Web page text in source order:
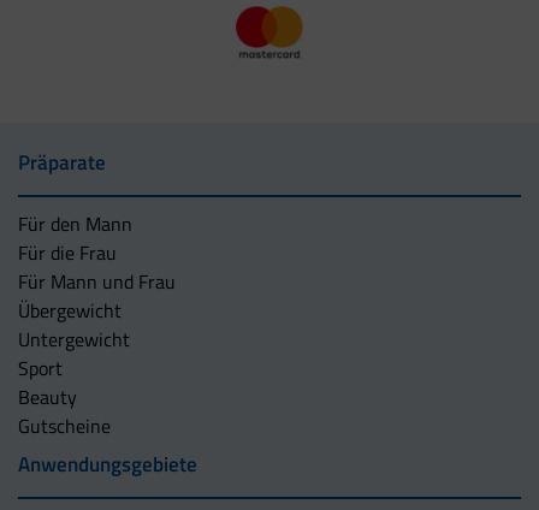
Präparate
Für den Mann
Für die Frau
Für Mann und Frau
Übergewicht
Untergewicht
Sport
Beauty
Gutscheine
Anwendungsgebiete